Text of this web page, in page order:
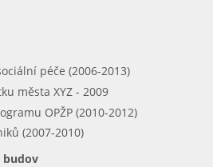
péče (2006-2013)
města XYZ - 2009
OPŽP (2010-2012)
(2007-2010)
budov